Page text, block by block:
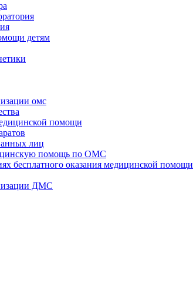
детям
омс
помощи
лиц
помощь по ОМС
бесплатного оказания медицинской помощи
ДМС